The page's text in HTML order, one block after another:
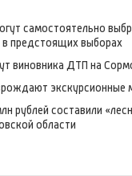
самостоятельно
в предстоящих выборах
виновника ДТП на
экскурсионные
рублей составили
области